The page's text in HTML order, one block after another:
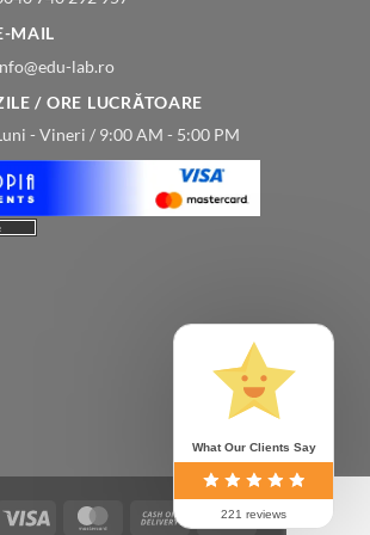
MAIL
lab.ro
/ ORE LUCRĂTOARE
- Vineri / 9:00 AM - 5:00 PM
Visa MasterCard
Bank
What Our Clients Say
221 reviews